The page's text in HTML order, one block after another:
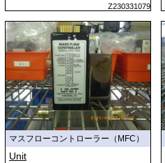
Z230331079
マスフローコントローラー（MFC）
Unit